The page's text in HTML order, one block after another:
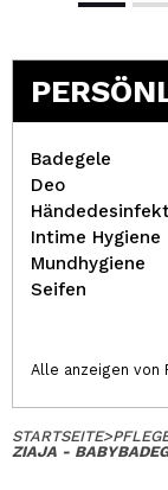
Badegele
Deo
Intime Hygiene
Mundhygiene
Seifen
Alle anzeigen von
STARTSEITE>
ZIAJA -